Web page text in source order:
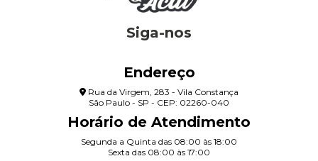
Siga-nos
Endereço
Rua da Virgem, 283 - Vila Constança
São Paulo - SP - CEP: 02260-040
Horário de Atendimento
Segunda a Quinta das 08:00 às 18:00
Sexta das 08:00 às 17:00